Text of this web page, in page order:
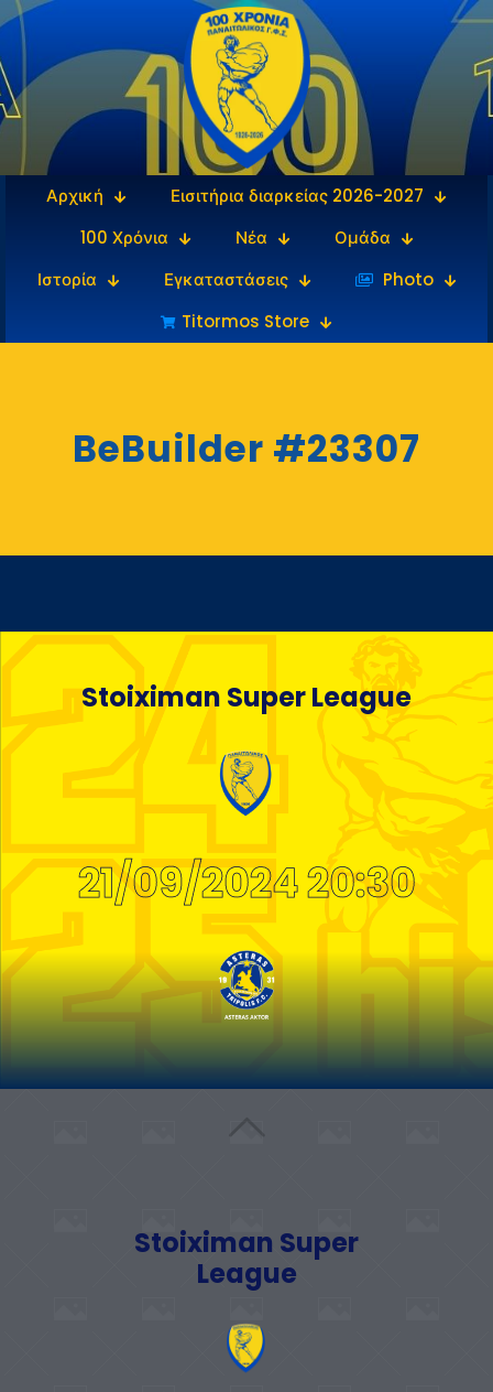
Αρχική
Εισιτήρια διαρκείας 2026-2027
100 Χρόνια
Νέα
Ομάδα
Ιστορία
Εγκαταστάσεις
‎‏‏‎ ‎Photo
Titormos Store
BeBuilder #23307
Stoiximan Super League
21/09/2024 20:30
Stoiximan Super
League